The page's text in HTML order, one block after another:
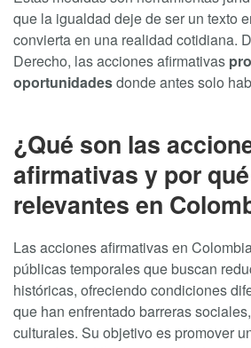
que la igualdad deje de ser un texto
convierta en una realidad cotidiana.
Derecho, las acciones afirmativas
oportunidadesdonde antes solo
¿Qué son las
afirmativas y por
relevantes en
Las acciones afirmativas en
públicas temporales que buscan
históricas, ofreciendo condiciones
que han enfrentado barreras
culturales. Su objetivo es promover